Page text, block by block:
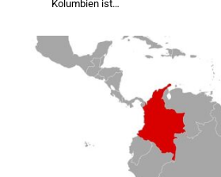
Kolumbien ist…